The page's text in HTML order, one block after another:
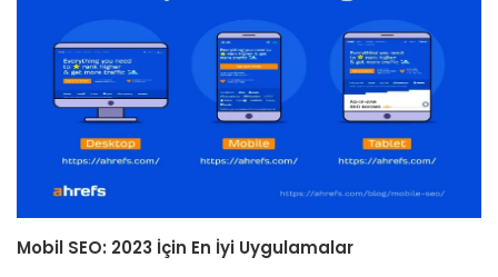
Mobil SEO: 2023 İçin En İyi Uygulamalar